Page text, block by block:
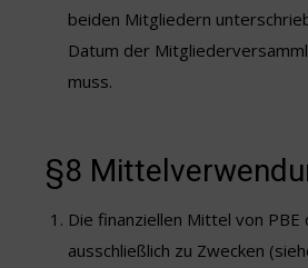
beiden Mitgliedern
Datum der
muss.
§8
Die finanziellen Mittel von PBE
ausschließlich zu Zwecken